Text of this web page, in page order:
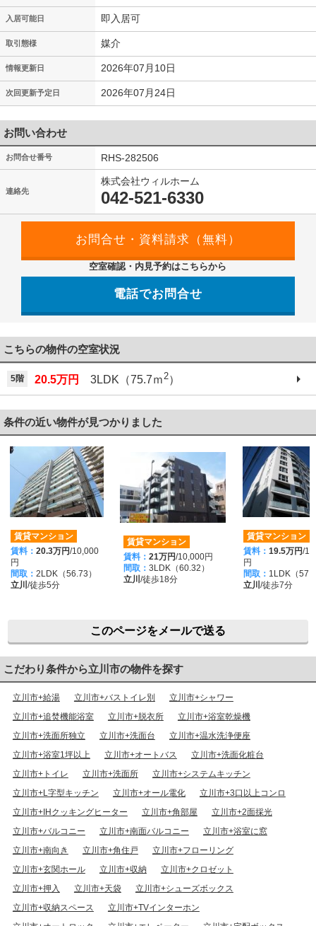
入居可能日 即入居可
取引態様 媒介
情報更新日 2026年07月10日
次回更新予定日 2026年07月24日
お問い合わせ
お問合せ番号 RHS-282506
連絡先
株式会社ウィルホーム
042-521-6330
空室確認・内見予約はこちらから
電話でお問合せ
こちらの物件の空室状況
5階 20.5万円 3LDK（75.7ｍ2）
条件の近い物件が見つかりました
賃貸マンション
賃料： 20.3万円/10,000
円
間取： 2LDK（56.73）
立川 /徒歩5分
賃貸マンション
賃料： 21万円/10,000円
間取： 3LDK（60.32）
立川 /徒歩18分
賃貸マンション
賃料： 19.5万円/
円
間取： 1LDK（
立川 /徒歩7分
このページをメールで送る
こだわり条件から立川市の物件を探す
立川市+給湯 立川市+バストイレ別
立川市+シャワー
立川市+追焚機能浴室
立川市+脱衣所
立川市+浴室乾燥機
立川市+洗面所独立
立川市+洗面台
立川市+温水洗浄便座
立川市+浴室1坪以上
立川市+オートバス
立川市+洗面化粧台
立川市+トイレ
立川市+洗面所
立川市+システムキッチン
立川市+L字型キッチン
立川市+オール電化
立川市+3口以上コンロ
立川市+IHクッキングヒーター
立川市+角部屋
立川市+2面採光
立川市+バルコニー
立川市+南面バルコニー
立川市+浴室に窓
立川市+南向き
立川市+角住戸
立川市+フローリング
立川市+玄関ホール
立川市+収納
立川市+クロゼット
立川市+押入
立川市+天袋
立川市+シューズボックス
立川市+収納スペース
立川市+TVインターホン